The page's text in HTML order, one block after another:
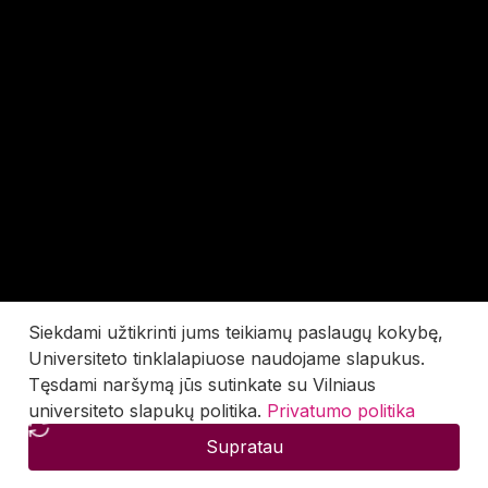
Siekdami užtikrinti jums teikiamų paslaugų kokybę,
Universiteto tinklalapiuose naudojame slapukus.
Tęsdami naršymą jūs sutinkate su Vilniaus
universiteto slapukų politika. Privatumo politika
Supratau